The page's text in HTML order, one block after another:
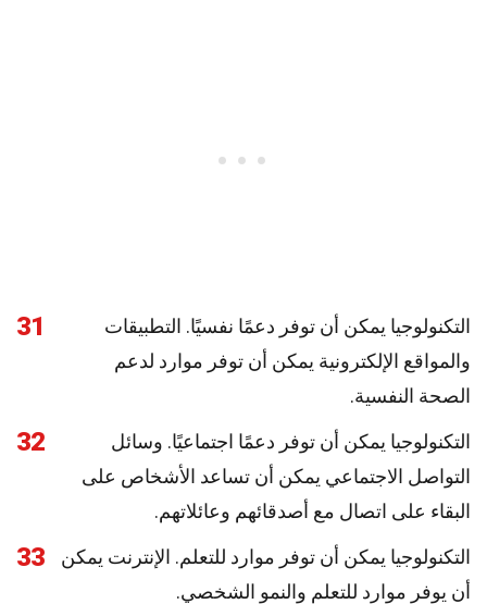
31
التكنولوجيا يمكن أن توفر دعمًا نفسيًا. التطبيقات
والمواقع الإلكترونية يمكن أن توفر موارد لدعم
الصحة النفسية.
32
التكنولوجيا يمكن أن توفر دعمًا اجتماعيًا. وسائل
التواصل الاجتماعي يمكن أن تساعد الأشخاص على
البقاء على اتصال مع أصدقائهم وعائلاتهم.
33
التكنولوجيا يمكن أن توفر موارد للتعلم. الإنترنت يمكن
أن يوفر موارد للتعلم والنمو الشخصي.